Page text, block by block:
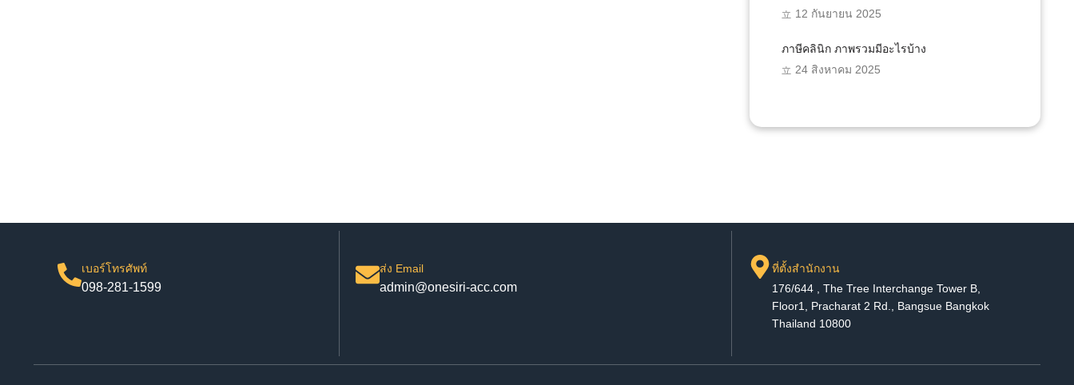
12 กันยายน 2025
ภาษีคลินิก ภาพรวมมีอะไรบ้าง
24 สิงหาคม 2025
เบอร์โทรศัพท์
098-281-1599
ส่ง Email
admin@onesiri-acc.com
ที่ตั้งสำนักงาน
176/644 , The Tree Interchange Tower B,
Floor1, Pracharat 2 Rd., Bangsue Bangkok
Thailand 10800